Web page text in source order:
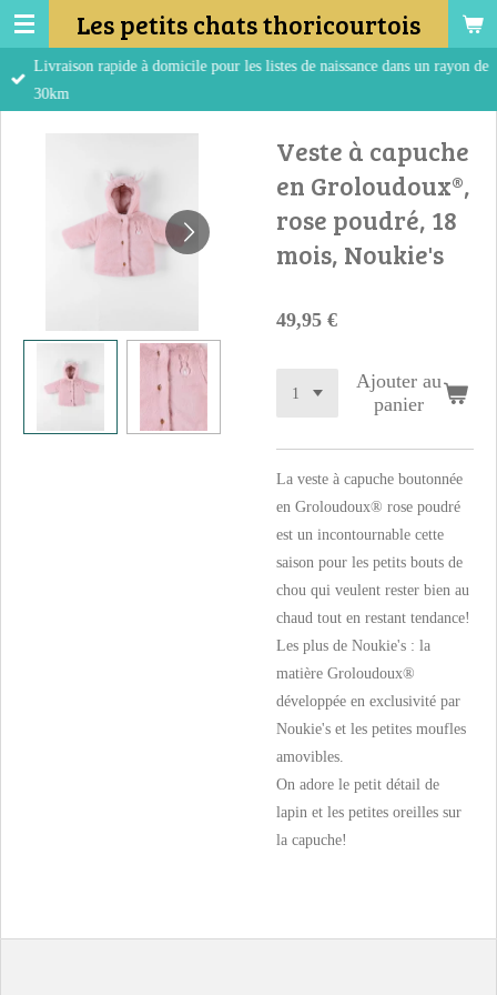
Passer
au
contenu
Les petits chats thoricourtois
Livraison rapide à domicile pour les listes de naissance dans un rayon de
30km
Veste à capuche
en Groloudoux®,
rose poudré, 18
mois, Noukie's
49,95 €
Ajouter au
panier
La veste à capuche boutonnée
en Groloudoux® rose poudré
est un incontournable cette
saison pour les petits bouts de
chou qui veulent rester bien au
chaud tout en restant tendance!
Les plus de Noukie's : la
matière Groloudoux®
développée en exclusivité par
Noukie's et les petites moufles
amovibles.
On adore le petit détail de
lapin et les petites oreilles sur
la capuche!